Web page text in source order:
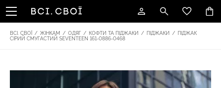
ВСІ. СВОЇ / ЖІНКАМ / ОДЯГ / КОФТИ ТА ПІДЖАКИ / ПІДЖАКИ / ПІДЖАК
СІРИЙ СМУГАСТИЙ SEVENTEEN 161-0886-0468